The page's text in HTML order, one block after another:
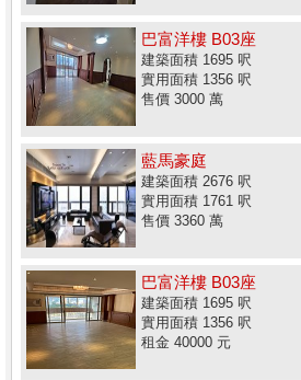
巴富洋樓 B03座
建築面積 1695 呎
實用面積 1356 呎
售價 3000 萬
藍馬豪庭
建築面積 2676 呎
實用面積 1761 呎
售價 3360 萬
巴富洋樓 B03座
建築面積 1695 呎
實用面積 1356 呎
租金 40000 元